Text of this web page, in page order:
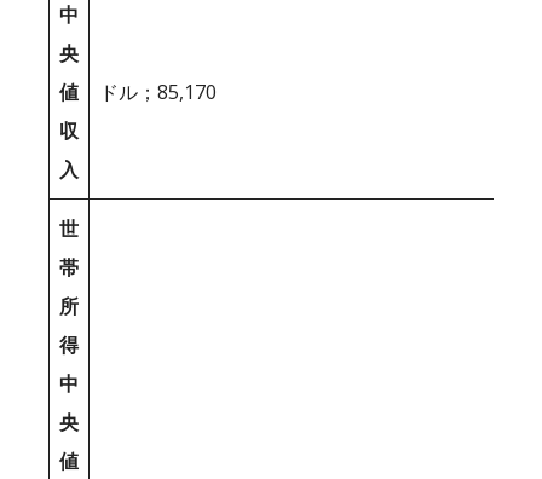
中
央
値
収
入
ドル；85,170
世
帯
所
得
中
央
値